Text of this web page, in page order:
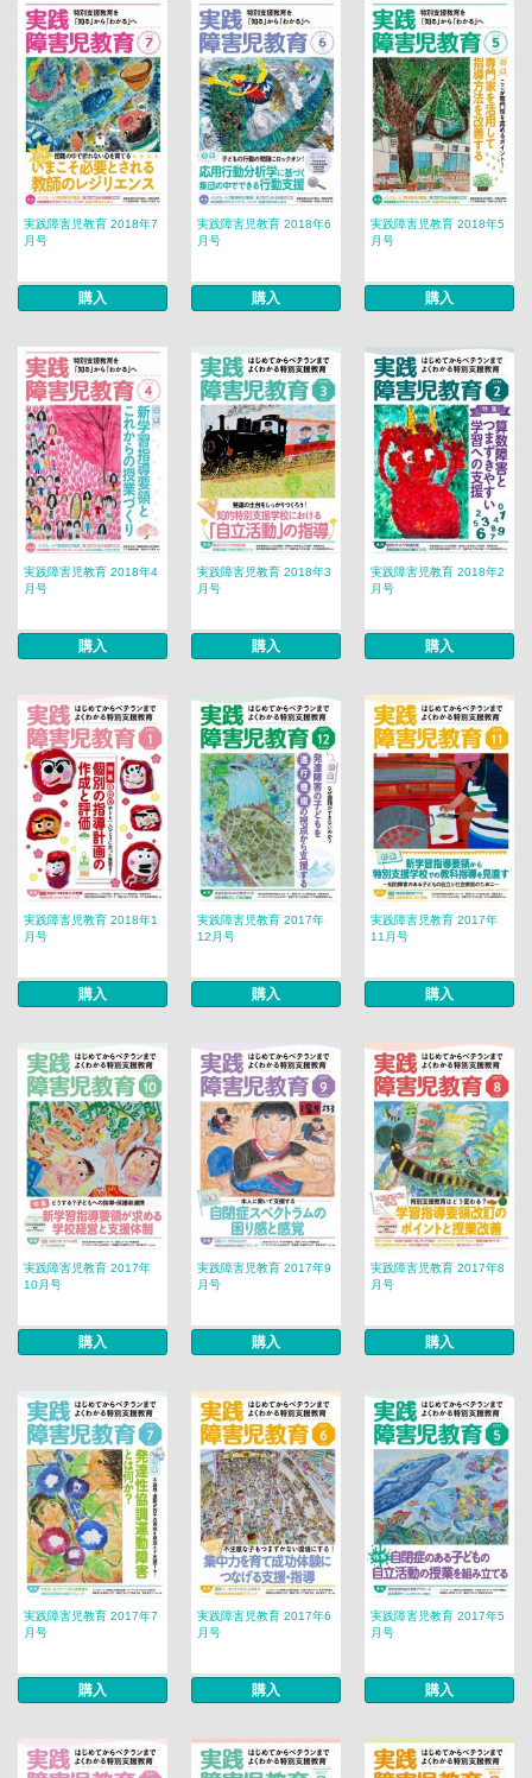
実践障害児教育 2018年7
月号
購入
実践障害児教育 2018年6
月号
購入
実践障害児教育 2018年5
月号
購入
実践障害児教育 2018年4
月号
購入
実践障害児教育 2018年3
月号
購入
実践障害児教育 2018年2
月号
購入
実践障害児教育 2018年1
月号
購入
実践障害児教育 2017年
12月号
購入
実践障害児教育 2017年
11月号
購入
実践障害児教育 2017年
10月号
購入
実践障害児教育 2017年9
月号
購入
実践障害児教育 2017年8
月号
購入
実践障害児教育 2017年7
月号
購入
実践障害児教育 2017年6
月号
購入
実践障害児教育 2017年5
月号
購入